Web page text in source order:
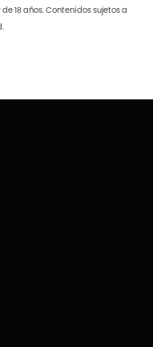
18 años. Contenidos sujetos a